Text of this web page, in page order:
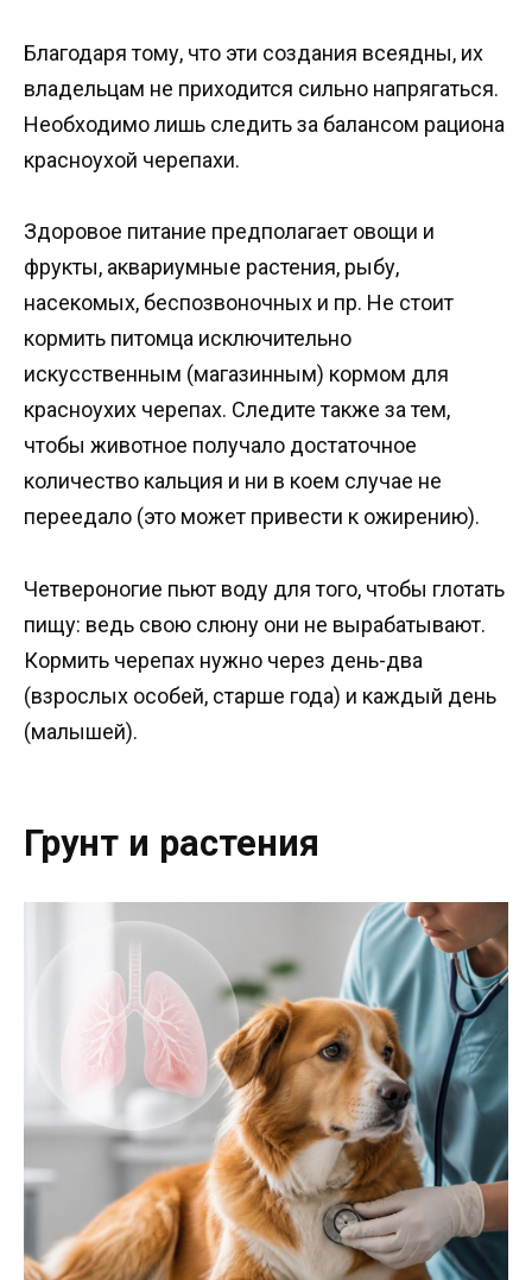
Благодаря тому, что эти создания всеядны, их
владельцам не приходится сильно напрягаться.
Необходимо лишь следить за балансом рациона
красноухой черепахи.
Здоровое питание предполагает овощи и
фрукты, аквариумные растения, рыбу,
насекомых, беспозвоночных и пр. Не стоит
кормить питомца исключительно
искусственным (магазинным) кормом для
красноухих черепах. Следите также за тем,
чтобы животное получало достаточное
количество кальция и ни в коем случае не
переедало (это может привести к ожирению).
Четвероногие пьют воду для того, чтобы глотать
пищу: ведь свою слюну они не вырабатывают.
Кормить черепах нужно через день-два
(взрослых особей, старше года) и каждый день
(малышей).
Грунт и растения